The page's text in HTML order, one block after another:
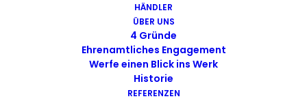
HÄNDLER
ÜBER UNS
4 Gründe
Ehrenamtliches Engagement
Werfe einen Blick ins Werk
Historie
REFERENZEN
11. corthum-Fachseminar 2016